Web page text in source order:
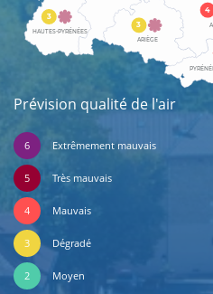
4
3
ARIÈGE
3
HAUTES-PYRÉNÉES
Prévision qualité de l'air
6 Extrêmement mauvais
5 Très mauvais
4 Mauvais
3 Dégradé
2 Moyen